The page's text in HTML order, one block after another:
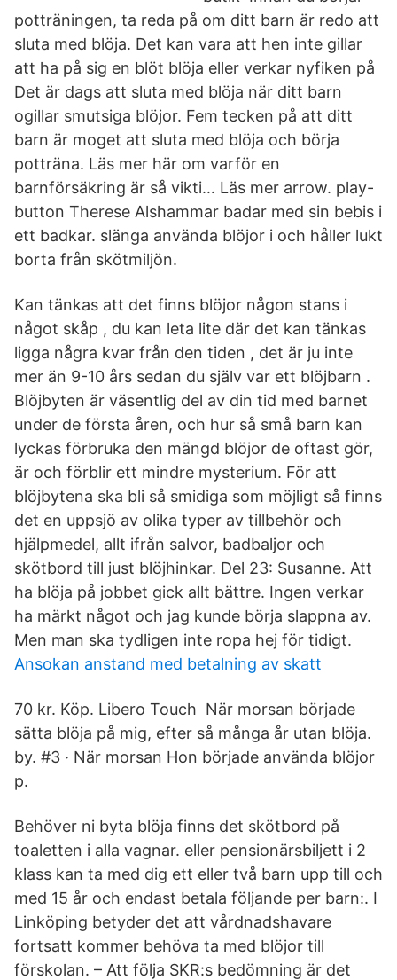
potträningen, ta reda på om ditt barn är redo att
sluta med blöja. Det kan vara att hen inte gillar
att ha på sig en blöt blöja eller verkar nyfiken på
Det är dags att sluta med blöja när ditt barn
ogillar smutsiga blöjor. Fem tecken på att ditt
barn är moget att sluta med blöja och börja
potträna. Läs mer här om varför en
barnförsäkring är så vikti… Läs mer arrow. play-
button Therese Alshammar badar med sin bebis i
ett badkar. slänga använda blöjor i och håller lukt
borta från skötmiljön.
Kan tänkas att det finns blöjor någon stans i
något skåp , du kan leta lite där det kan tänkas
ligga några kvar från den tiden , det är ju inte
mer än 9-10 års sedan du själv var ett blöjbarn .
Blöjbyten är väsentlig del av din tid med barnet
under de första åren, och hur så små barn kan
lyckas förbruka den mängd blöjor de oftast gör,
är och förblir ett mindre mysterium. För att
blöjbytena ska bli så smidiga som möjligt så finns
det en uppsjö av olika typer av tillbehör och
hjälpmedel, allt ifrån salvor, badbaljor och
skötbord till just blöjhinkar. Del 23: Susanne. Att
ha blöja på jobbet gick allt bättre. Ingen verkar
ha märkt något och jag kunde börja slappna av.
Men man ska tydligen inte ropa hej för tidigt.
Ansokan anstand med betalning av skatt
70 kr. Köp. Libero Touch När morsan började
sätta blöja på mig, efter så många år utan blöja.
by. #3 · När morsan Hon började använda blöjor
p.
Behöver ni byta blöja finns det skötbord på
toaletten i alla vagnar. eller pensionärsbiljett i 2
klass kan ta med dig ett eller två barn upp till och
med 15 år och endast betala följande per barn:. I
Linköping betyder det att vårdnadshavare
fortsatt kommer behöva ta med blöjor till
förskolan. – Att följa SKR:s bedömning är det